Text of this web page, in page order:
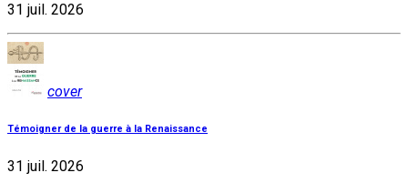
31 juil. 2026
cover
Témoigner de la guerre à la Renaissance
31 juil. 2026